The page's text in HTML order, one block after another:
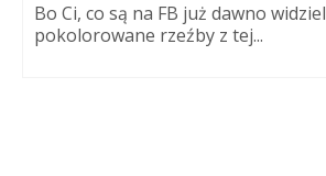
Bo Ci, co są na FB już dawno
pokolorowane rzeźby z tej...